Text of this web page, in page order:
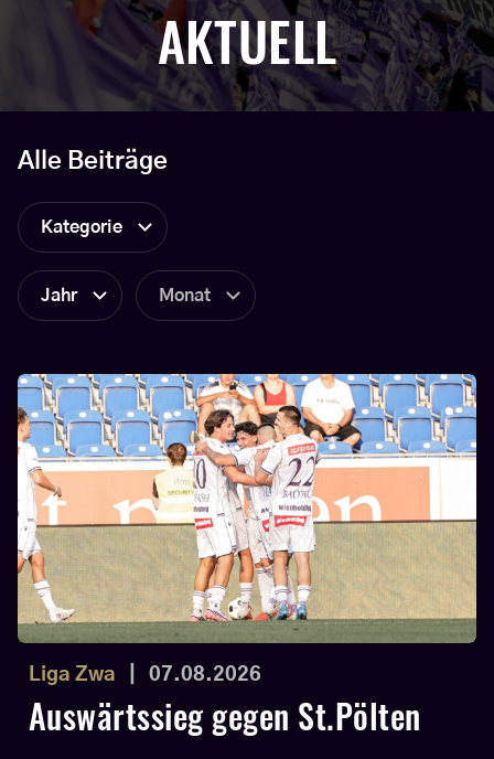
AKTUELL
Alle Beiträge
Kategorie
Jahr Monat
Liga Zwa 07.08.2026
Auswärtssieg gegen St.Pölten